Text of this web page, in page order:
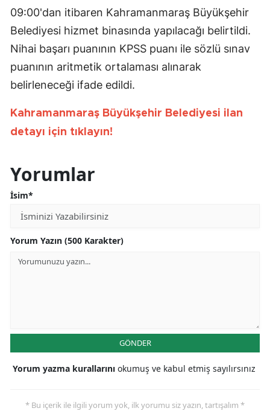
09:00'dan itibaren Kahramanmaraş Büyükşehir
Belediyesi hizmet binasında yapılacağı belirtildi.
Nihai başarı puanının KPSS puanı ile sözlü sınav
puanının aritmetik ortalaması alınarak
belirleneceği ifade edildi.
Kahramanmaraş Büyükşehir Belediyesi ilan
detayı için tıklayın!
Yorumlar
İsim*
Yorum Yazın (500 Karakter)
GÖNDER
Yorum yazma kurallarını okumuş ve kabul etmiş sayılırsınız
* Bu içerik ile ilgili yorum yok, ilk yorumu siz yazın, tartışalım *